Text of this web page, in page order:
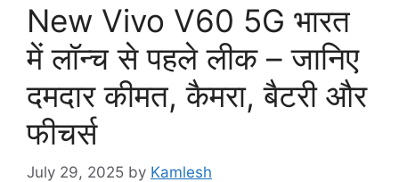
New Vivo V60 5G भारत
में लॉन्च से पहले लीक – जानिए
दमदार कीमत, कैमरा, बैटरी और
फीचर्स
July 29, 2025 by Kamlesh